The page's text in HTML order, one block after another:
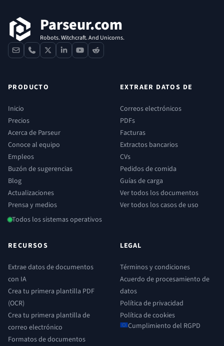
Parseur.com
Robots. Witchcraft. And Unicorns.
contactphone
x linkedinyoutube
reddit
PRODUCTO
Inicio
Precios
Acerca de Parseur
Conoce al equipo
Empleos
Buzón de sugerencias
Blog
Actualizaciones
Prensa y medios
Todos los sistemas operativos
EXTRAER DATOS DE
Correos electrónicos
PDFs
Facturas
Extractos bancarios
CVs
Pedidos de comida
Guías de carga
Ver todos los documentos
Ver todos los casos de uso
RECURSOS
Extrae datos de documentos
con IA
Crea tu primera plantilla PDF
(OCR)
Crea tu primera plantilla de
correo electrónico
Formatos de documentos
LEGAL
Términos y condiciones
Acuerdo de procesamiento de
datos
Política de privacidad
Política de cookies
Cumplimiento del RGPD